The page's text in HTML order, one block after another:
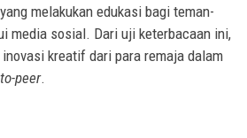
melakukan edukasi bagi teman-
media sosial. Dari uji keterbacaan ini,
kreatif dari para remaja dalam
peer.